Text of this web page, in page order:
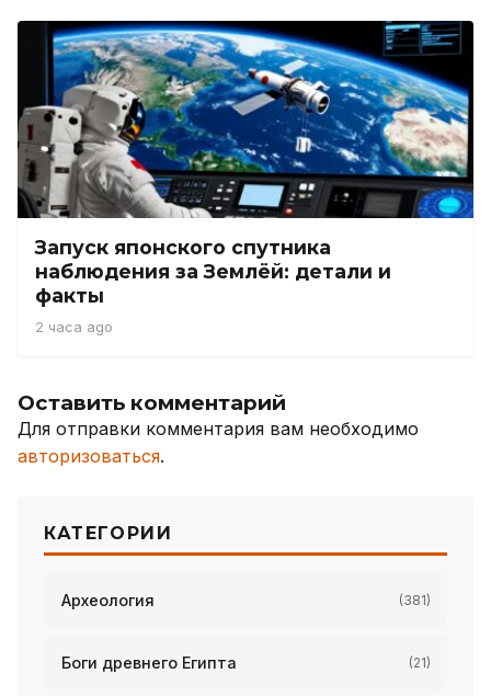
Запуск японского спутника
наблюдения за Землёй: детали и
факты
2 часа ago
Оставить комментарий
Для отправки комментария вам необходимо
авторизоваться.
КАТЕГОРИИ
Археология (381)
Боги древнего Египта (21)